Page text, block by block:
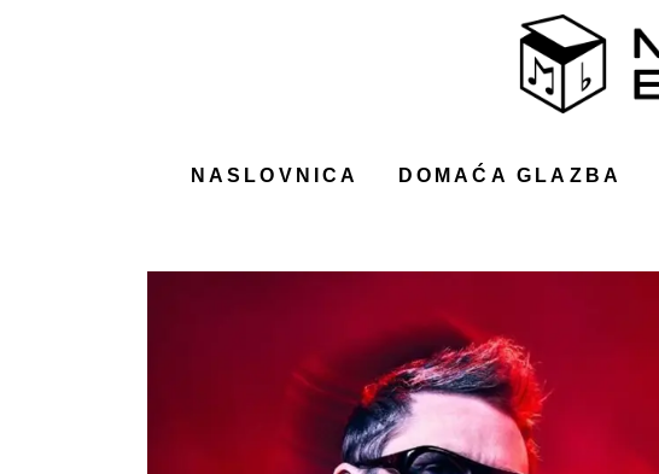
NASLOVNICA DOMAĆA GLAZBA